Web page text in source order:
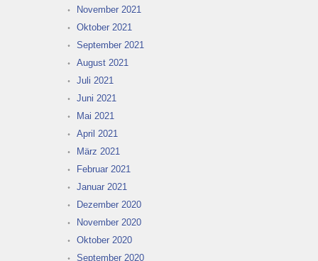
November 2021
Oktober 2021
September 2021
August 2021
Juli 2021
Juni 2021
Mai 2021
April 2021
März 2021
Februar 2021
Januar 2021
Dezember 2020
November 2020
Oktober 2020
September 2020